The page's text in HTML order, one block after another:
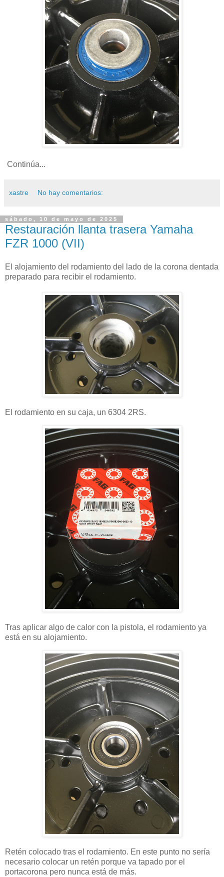
Continúa...
xastre No hay comentarios:
sábado, 10 de mayo de 2025
Restauración llanta trasera Yamaha
FZR 1000 (VII)
El alojamiento del rodamiento del lado de la corona dentada
preparado para recibir el rodamiento.
El rodamiento en su caja, un 6304 2RS.
Tras aplicar algo de calor con la pistola, el rodamiento ya
está en su alojamiento.
Retén colocado tras el rodamiento. En este punto no sería
necesario colocar un retén porque va tapado por el
portacorona pero nunca está de más.